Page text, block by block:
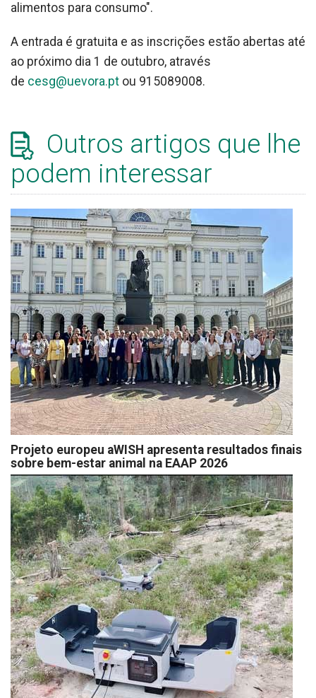
alimentos para consumo".
A entrada é gratuita e as inscrições estão abertas até
ao próximo dia 1 de outubro, através
de cesg@uevora.pt ou 915089008.
Outros artigos que lhe
podem interessar
Projeto europeu aWISH apresenta resultados finais
sobre bem-estar animal na EAAP 2026